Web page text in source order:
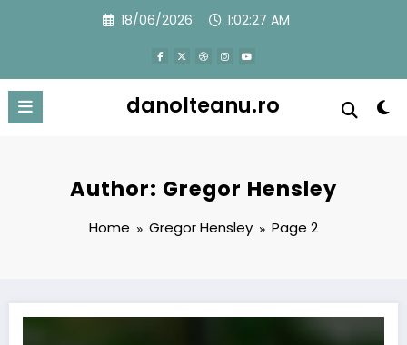
18/06/2026 1:02:28 AM
danolteanu.ro
Author: Gregor Hensley
Home Gregor Hensley Page 2